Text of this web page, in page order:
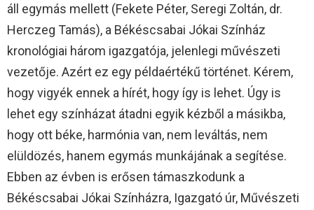
áll egymás mellett (Fekete Péter, Seregi Zoltán, dr.
Herczeg Tamás), a Békéscsabai Jókai Színház
kronológiai három igazgatója, jelenlegi művészeti
vezetője. Azért ez egy példaértékű történet. Kérem,
hogy vigyék ennek a hírét, hogy így is lehet. Úgy is
lehet egy színházat átadni egyik kézből a másikba,
hogy ott béke, harmónia van, nem leváltás, nem
elüldözés, hanem egymás munkájának a segítése.
Ebben az évben is erősen támaszkodunk a
Békéscsabai Jókai Színházra, Igazgató úr, Művészeti